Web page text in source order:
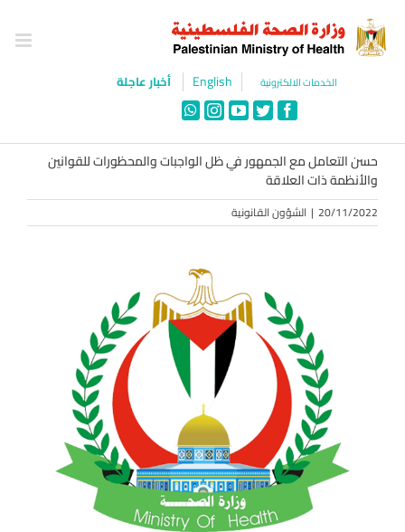
content
الخدمات الالكترونية English أخبار عاجلة
Facebook
Twitter
YouTube
Instagram
WhatsApp
حسن التعامل مع الجمهور في ظل الواجبات والمحظورات للقوانين
والأنظمة ذات العلاقة
20/11/2022
| الشؤون القانونية